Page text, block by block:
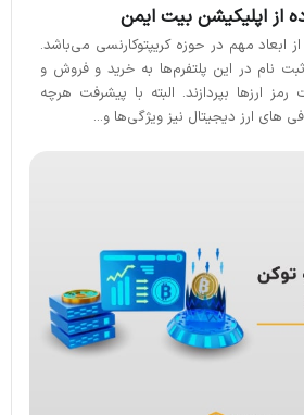
از اپلیکیشن بیت ایمن
ابعاد مهم در حوزه کریپتوکارنسی می‌باشد.
ثبت نام در این پلتفرم‌ها به خرید و فروش و
ارزها بپردازند. البته با پیشرفت هرچه
های ارز دیجیتال نیز ویژگی‌ها و...